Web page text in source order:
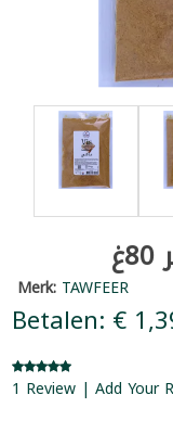
Merk: TAWFEER
Betalen: €
1 Review | Add Your